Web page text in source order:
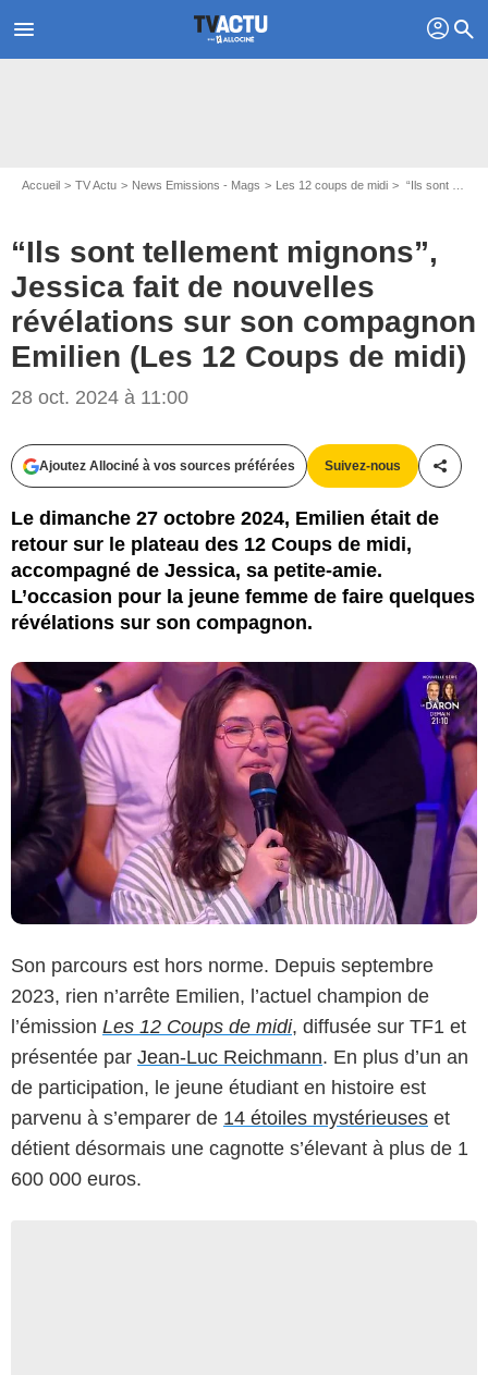
menu profil search
Accueil TV Actu News Emissions - Mags Les 12 coups de midi “Ils sont tellement mignons”, Jessica fait de nouvelles révélations sur son compagnon Emilien (Les 12 Coups de midi)
“Ils sont tellement mignons”,
Jessica fait de nouvelles
révélations sur son compagnon
Emilien (Les 12 Coups de midi)
28 oct. 2024 à 11:00
Ajoutez Allociné à vos sources préférées Suivez-nous
Le dimanche 27 octobre 2024, Emilien était de
retour sur le plateau des 12 Coups de midi,
accompagné de Jessica, sa petite-amie.
L’occasion pour la jeune femme de faire quelques
révélations sur son compagnon.
Son parcours est hors norme. Depuis septembre
2023, rien n’arrête Emilien, l’actuel champion de
l’émission Les 12 Coups de midi, diffusée sur TF1 et
présentée par Jean-Luc Reichmann. En plus d’un an
de participation, le jeune étudiant en histoire est
parvenu à s’emparer de 14 étoiles mystérieuses et
détient désormais une cagnotte s’élevant à plus de 1
600 000 euros.